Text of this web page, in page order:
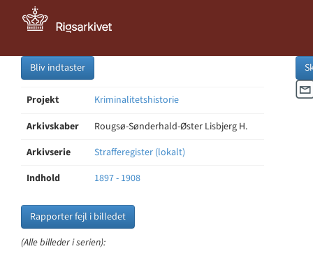
Bliv indtaster
Projekt
Kriminalitetshistorie
Arkivskaber
Rougsø-Sønderhald-Øster Lisbjerg H.
Arkivserie
Strafferegister (lokalt)
Indhold
1897 - 1908
Rapporter fejl i billedet
(Alle billeder i serien):